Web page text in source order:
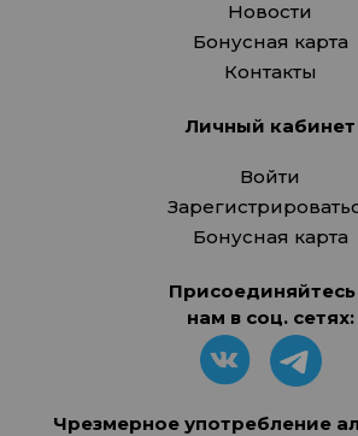
Новости
Бонусная карта
Контакты
Личный кабинет
Войти
Бонусная карта
Присоединяйтесь
нам в соц. сетях:
Чрезмерное употребление